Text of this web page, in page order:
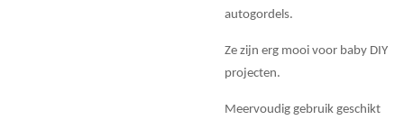
autogordels.
Ze zijn erg mooi voor baby DIY
projecten.
Meervoudig gebruik geschikt